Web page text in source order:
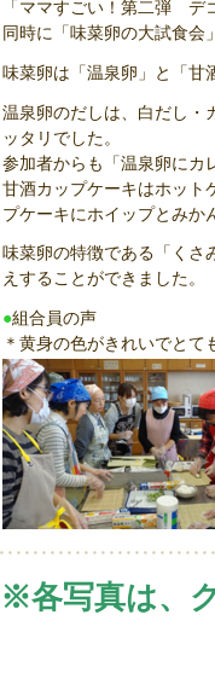
「ママすごい！第二弾 デ
同時に「味菜卵の大試食会
味菜卵は「温泉卵」と「甘
温泉卵のだしは、白だし・
ッタリでした。
参加者からも「温泉卵に
甘酒カップケーキはホット
プケーキにホイップとみか
味菜卵の特徴である「くさ
えすることができました。
●組合員の声
＊黄身の色がきれいでと
※各写真は、